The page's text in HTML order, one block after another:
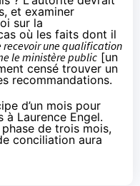
et examiner
sur la
où les faits dont il
recevoir une qualification
le ministère public [un
censé trouver un
recommandations.
d’un mois pour
Laurence Engel.
phase de trois mois,
conciliation aura